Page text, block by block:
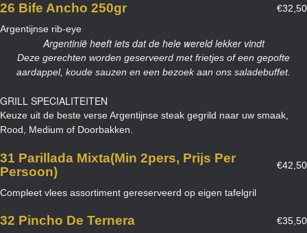
26 Bife Ancho 250gr
€32,50
Argentijnse rib-eye
Argentinië heeft iets dat de hele wereld lekker vindt
Deze gerechten worden geserveerd met frietjes of een gepofte
aardappel, koude sauzen en een bezoek aan ons saladebuffet.
GRILL SPECIALITEITEN
Keuze uit de beste verse Argentijnse steak gegrild naar uw smaak,
Rood, Medium of Doorbakken.
31 Parillada Mixta(min 2pers, Prijs Per
Persoon)
€42,50
Compleet vlees assortiment gereserveerd op eigen tafelgril
32 Pincho De Ternera
€35,50